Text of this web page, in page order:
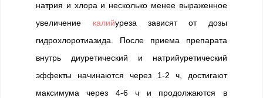
натрия и хлора и несколько менее выраженное
увеличение калийуреза зависят от дозы
гидрохлоротиазида. После приема препарата
внутрь диуретический и натрийуретический
эффекты начинаются через 1-2 ч, достигают
максимума через 4-6 ч и продолжаются в